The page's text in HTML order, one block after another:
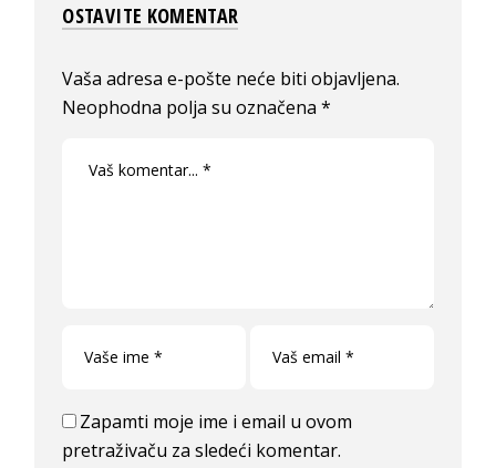
OSTAVITE KOMENTAR
Vaša adresa e-pošte neće biti objavljena.
Neophodna polja su označena*
Zapamti moje ime i email u ovom
pretraživaču za sledeći komentar.